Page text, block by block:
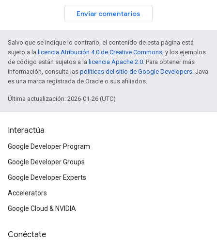
Enviar comentarios
Salvo que se indique lo contrario, el contenido de esta página está
sujeto a la licencia Atribución 4.0 de Creative Commons, y los ejemplos
de código están sujetos a la licencia Apache 2.0. Para obtener más
información, consulta las políticas del sitio de Google Developers. Java
es una marca registrada de Oracle o sus afiliados.
Última actualización: 2026-01-26 (UTC)
Interactúa
Google Developer Program
Google Developer Groups
Google Developer Experts
Accelerators
Google Cloud & NVIDIA
Conéctate